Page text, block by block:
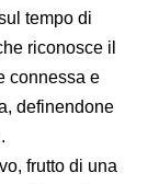
tempo di
riconosce il
connessa e
definendone
frutto di una